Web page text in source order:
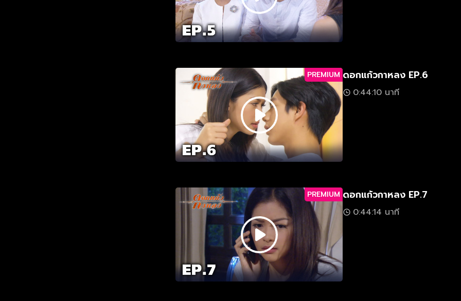
PREMIUM ดอกแก้วกาหลง EP.6
0:44:10 นาที
PREMIUM ดอกแก้วกาหลง EP.7
0:44:14 นาที